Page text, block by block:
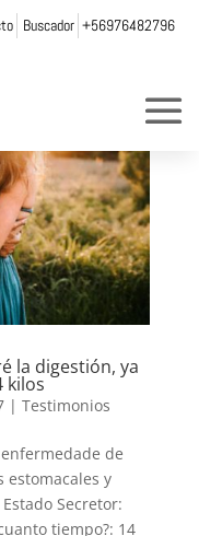
Buscador +56976482796
la digestión, ya
kilos
| Testimonios
de
y
Secretor:
tiempo?: 14